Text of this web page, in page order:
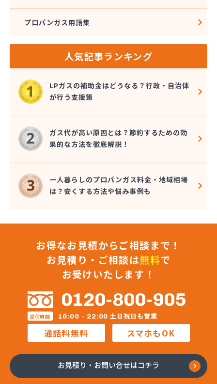
プロパンガス用語集
人気記事ランキング
LPガスの補助金はどうなる？行政・自治体
が行う支援策
ガス代が高い原因とは？節約するための効
果的な方法を徹底解説！
一人暮らしのプロパンガス料金・地域相場
は？安くする方法や悩み事例も
お得なお見積からご相談まで！
お見積り・ご相談は無料で
お受けいたします！
0120-800-905
受付時間 10:00 - 22:00 土日祝日も営業
通話料無料 スマホもOK
お見積り・お問い合せはコチラ